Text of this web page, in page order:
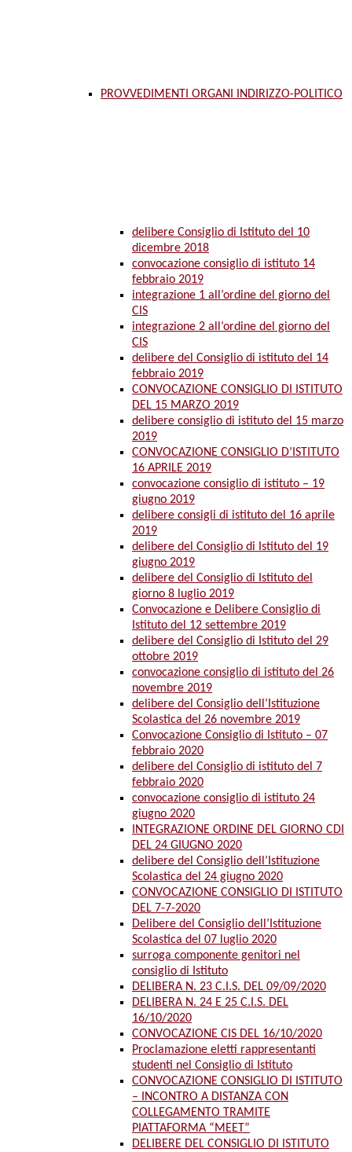
PROVVEDIMENTI ORGANI INDIRIZZO-POLITICO
delibere Consiglio di Istituto del 10
dicembre 2018
convocazione consiglio di istituto 14
febbraio 2019
integrazione 1 all’ordine del giorno del
CIS
integrazione 2 all’ordine del giorno del
CIS
delibere del Consiglio di istituto del 14
febbraio 2019
CONVOCAZIONE CONSIGLIO DI ISTITUTO
DEL 15 MARZO 2019
delibere consiglio di istituto del 15 marzo
2019
CONVOCAZIONE CONSIGLIO D’ISTITUTO
16 APRILE 2019
convocazione consiglio di istituto – 19
giugno 2019
delibere consigli di istituto del 16 aprile
2019
delibere del Consiglio di Istituto del 19
giugno 2019
delibere del Consiglio di Istituto del
giorno 8 luglio 2019
Convocazione e Delibere Consiglio di
Istituto del 12 settembre 2019
delibere del Consiglio di Istituto del 29
ottobre 2019
convocazione consiglio di istituto del 26
novembre 2019
delibere del Consiglio dell’Istituzione
Scolastica del 26 novembre 2019
Convocazione Consiglio di Istituto – 07
febbraio 2020
delibere del Consiglio di istituto del 7
febbraio 2020
convocazione consiglio di istituto 24
giugno 2020
INTEGRAZIONE ORDINE DEL GIORNO CDI
DEL 24 GIUGNO 2020
delibere del Consiglio dell’Istituzione
Scolastica del 24 giugno 2020
CONVOCAZIONE CONSIGLIO DI ISTITUTO
DEL 7-7-2020
Delibere del Consiglio dell’Istituzione
Scolastica del 07 luglio 2020
surroga componente genitori nel
consiglio di Istituto
DELIBERA N. 23 C.I.S. DEL 09/09/2020
DELIBERA N. 24 E 25 C.I.S. DEL
16/10/2020
CONVOCAZIONE CIS DEL 16/10/2020
Proclamazione eletti rappresentanti
studenti nel Consiglio di Istituto
CONVOCAZIONE CONSIGLIO DI ISTITUTO
– INCONTRO A DISTANZA CON
COLLEGAMENTO TRAMITE
PIATTAFORMA “MEET”
DELIBERE DEL CONSIGLIO DI ISTITUTO